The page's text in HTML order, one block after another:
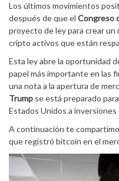
Los últimos movimientos
después de que el Congreso
proyecto de ley para crear un
cripto activos que están
Esta ley abre la oportunidad
papel más importante en las
una nota a la apertura de
Trump se está preparado
Estados Unidos a
A continuación te
que registró bitcoin en el